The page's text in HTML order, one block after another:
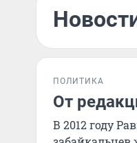
ПОЛИТИКА
От
В 2012 году